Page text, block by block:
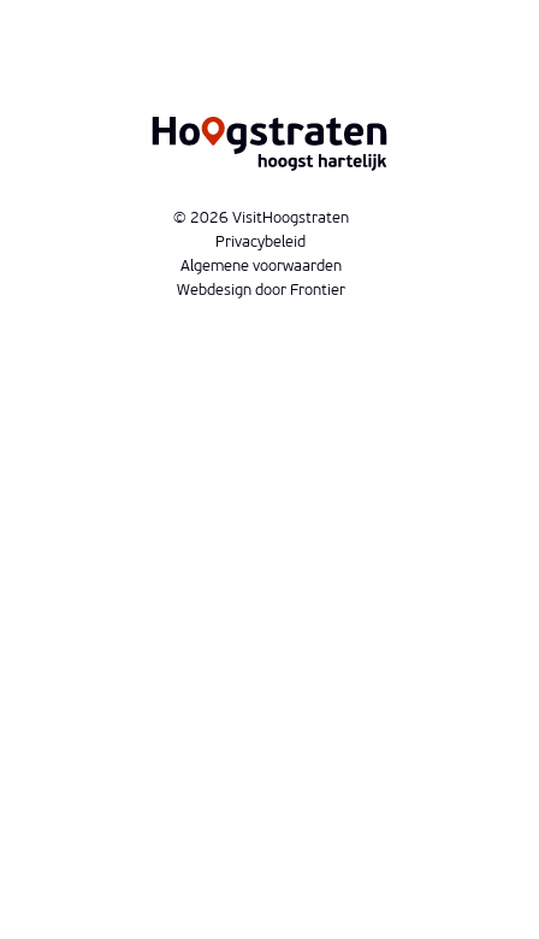
© 2026 VisitHoogstraten
Privacybeleid
Algemene voorwaarden
Webdesign door Frontier